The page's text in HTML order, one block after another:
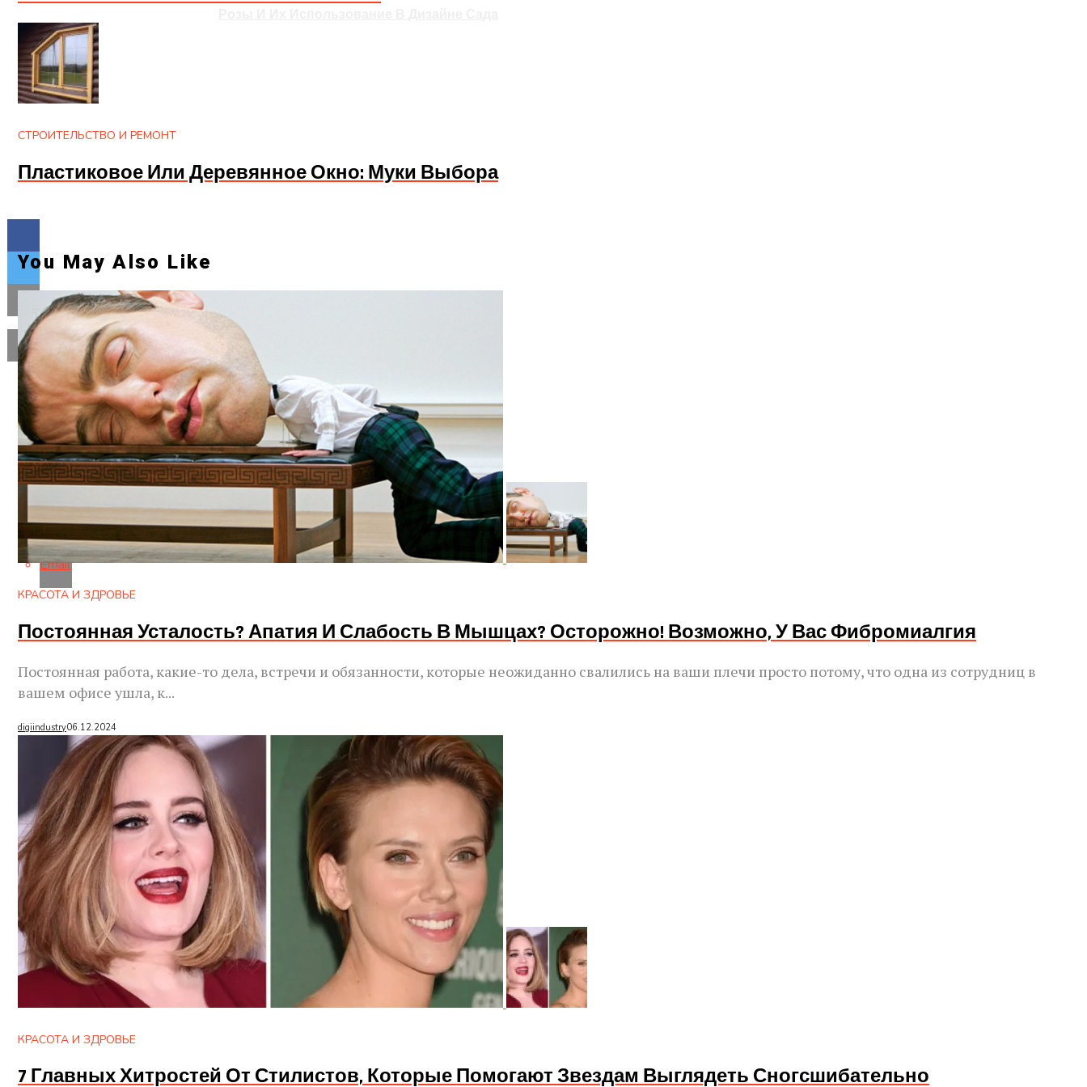
СТРОИТЕЛЬСТВО И РЕМОНТ
Пластиковое Или Деревянное Окно: Муки Выбора
Flipboard
Reddit
Pinterest
Whatsapp
Whatsapp
Email
You May Also Like
КРАСОТА И ЗДРОВЬЕ
Постоянная Усталость? Апатия И Слабость В Мышцах? Осторожно! Возможно, У Вас Фибромиалгия
Постоянная работа, какие-то дела, встречи и обязанности, которые неожиданно свалились на ваши плечи просто потому, что одна из сотрудниц в
вашем офисе ушла, к...
digiindustry06.12.2024
КРАСОТА И ЗДРОВЬЕ
7 Главных Хитростей От Стилистов, Которые Помогают Звездам Выглядеть Сногсшибательно